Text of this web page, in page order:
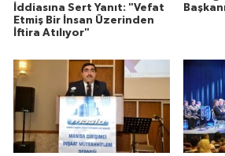
İddiasına Sert Yanıt: "Vefat
Etmiş Bir İnsan Üzerinden
İftira Atılıyor"